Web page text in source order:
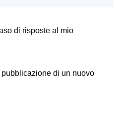
di risposte al mio
di un nuovo